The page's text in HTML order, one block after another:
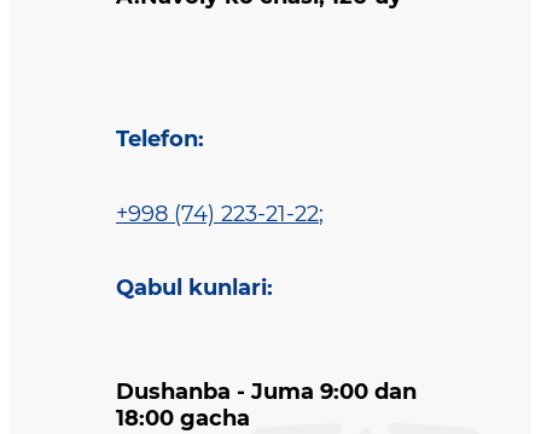
Telefon:
+998 (74) 223-21-22;
Qabul kunlari:
Dushanba - Juma 9:00 dan
18:00 gacha